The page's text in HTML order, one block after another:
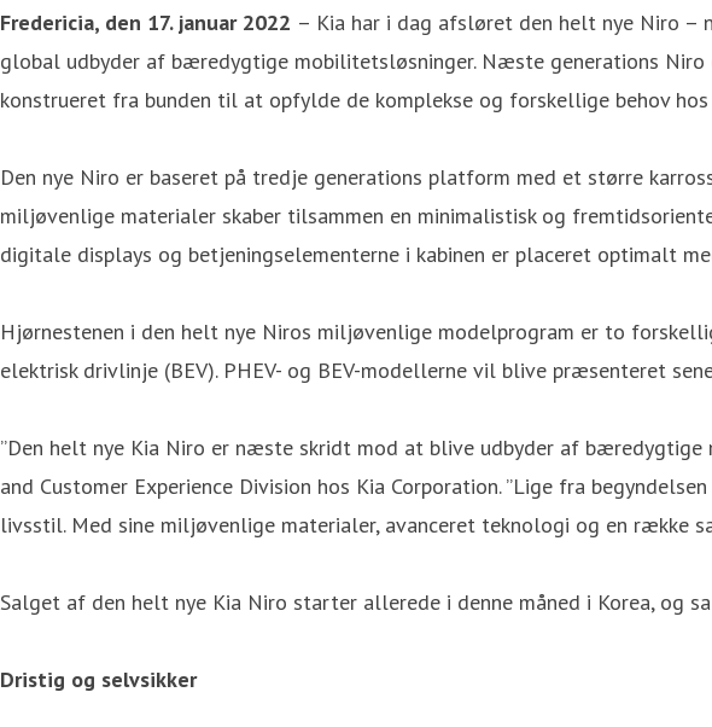
Fredericia, den 17. januar 2022 – Kia har i dag afsløret den helt nye Niro –
global udbyder af bæredygtige mobilitetsløsninger. Næste generations
konstrueret fra bunden til at opfylde de komplekse og forskellige behov
Den nye Niro er baseret på tredje generations platform med et større
miljøvenlige materialer skaber tilsammen en minimalistisk og
digitale displays og betjeningselementerne i kabinen er placeret optimalt
Hjørnestenen i den helt nye Niros miljøvenlige modelprogram er to
elektrisk drivlinje (BEV). PHEV- og BEV-modellerne vil blive præsenteret
”Den helt nye Kia Niro er næste skridt mod at blive udbyder af
and Customer Experience Division hos Kia Corporation. ”Lige fra
livsstil. Med sine miljøvenlige materialer, avanceret teknologi og en
Salget af den helt nye Kia Niro starter allerede i denne måned i Korea, og
Dristig og selvsikker